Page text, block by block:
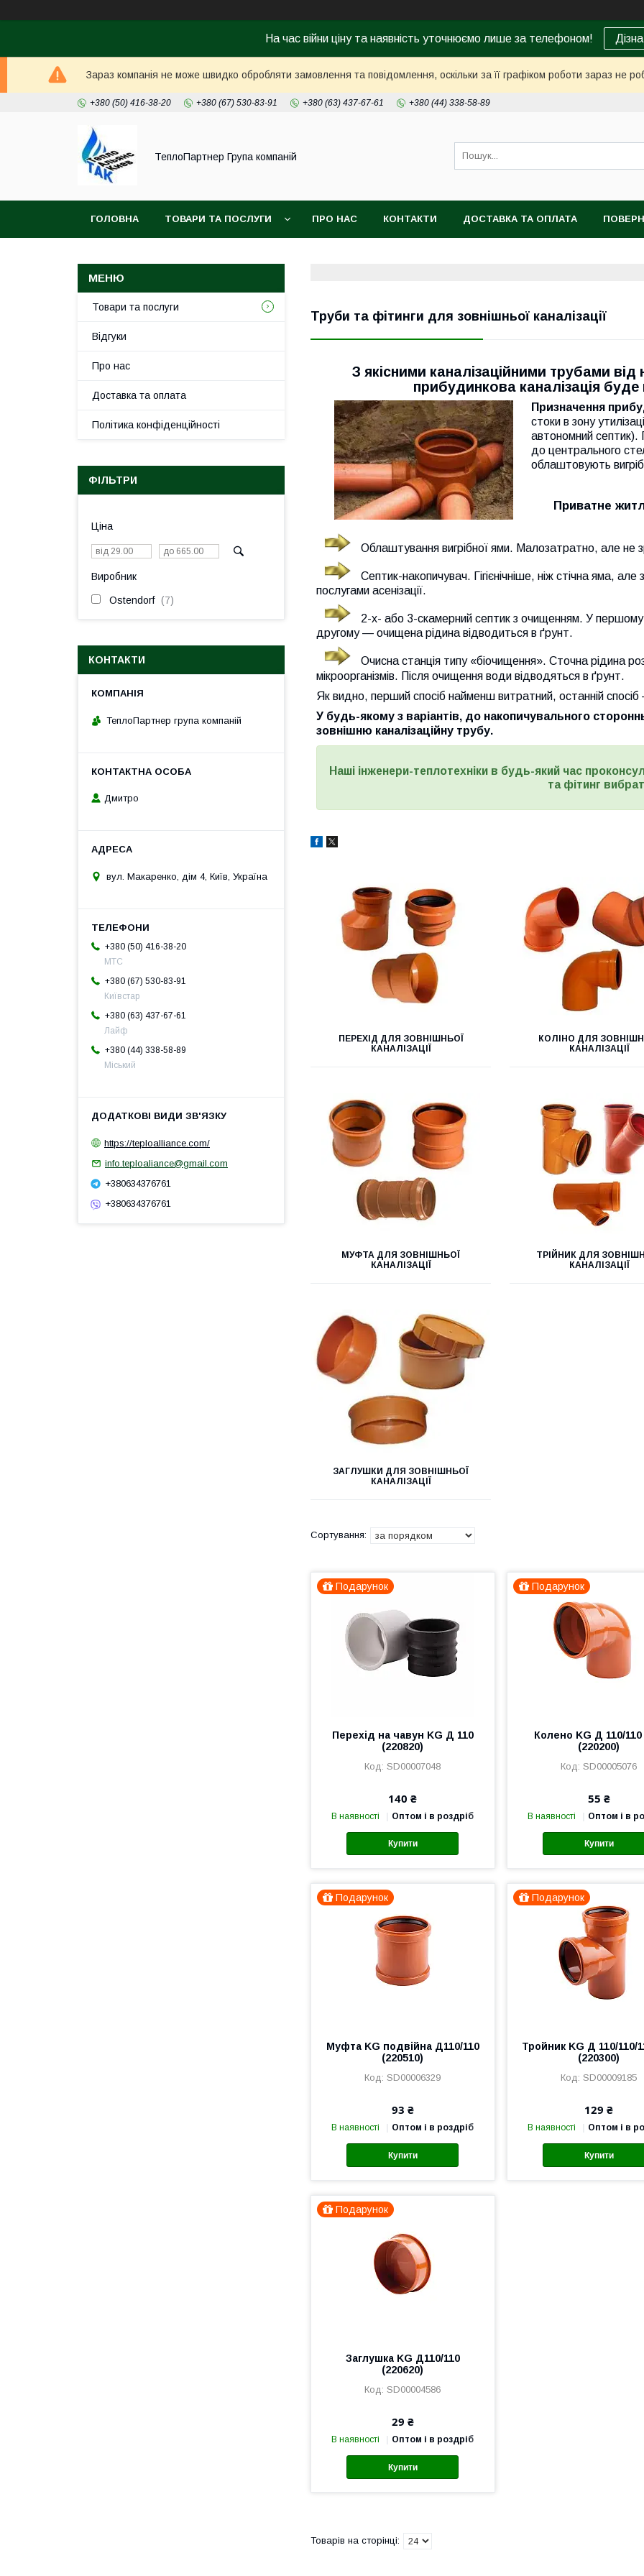
На час війни ціну та наявність уточнюємо лише за телефоном!
Зараз компанія не може швидко обробляти замовлення та повідомлення, оскільки за її графіком роботи зараз не
+380 (50) 416-38-20 +380 (67) 530-83-91 +380 (63) 437-67-61 +380 (44) 338-58-89
ТеплоПартнер Група компаній
ГОЛОВНА ТОВАРИ ТА ПОСЛУГИ ПРО НАС КОНТАКТИ ДОСТАВКА ТА ОПЛАТА
Труби та фітинги для зовнішньої каналізації
З якісними каналізаційними трубами
прибудинкова каналізація буде
Призначення
стоки в зону
автономний
до центрального
облаштовують
Приватне
Облаштування вигрібної ями. Малозатратно, але не
Септик-накопичувач. Гігієнічніше, ніж стічна яма,
послугами асенізації.
2-х- або 3-скамерний септик з очищенням. У першому
другому — очищена рідина відводиться в ґрунт.
Очисна станція типу «біочищення». Сточна рідина
мікроорганізмів. Після очищення води відводяться в ґрунт.
Як видно, перший спосіб найменш витратний, останній
У будь-якому з варіантів, до накопичувального
зовнішню каналізаційну трубу.
Наші інженери-теплотехніки в будь-який час
та фітинг
ПЕРЕХІД ДЛЯ ЗОВНІШНЬОЇ
КАНАЛІЗАЦІЇ
КОЛІНО ДЛЯ
КАНАЛІЗАЦІЇ
МУФТА ДЛЯ ЗОВНІШНЬОЇ
КАНАЛІЗАЦІЇ
ТРІЙНИК ДЛЯ
КАНАЛІЗАЦІЇ
ЗАГЛУШКИ ДЛЯ ЗОВНІШНЬОЇ
КАНАЛІЗАЦІЇ
Подарунок
Перехід на чавун KG Д 110
(220820)
SD00007048
140 ₴
В наявності Оптом і в роздріб
Купити
Подарунок
Колено KG Д 110/110
(220200)
SD00005076
55 ₴
В наявності Оптом і в
Купити
Подарунок
Муфта KG подвійна Д110/110
(220510)
SD00006329
93 ₴
В наявності Оптом і в роздріб
Купити
Подарунок
Тройник KG Д 110/110/
(220300)
SD00009185
129 ₴
В наявності Оптом і в
Купити
Подарунок
Заглушка KG Д110/110
(220620)
SD00004586
29 ₴
В наявності Оптом і в роздріб
Купити
Товари та послуги
Відгуки
Про нас
Доставка та оплата
Політика конфіденційності
ФІЛЬТРИ
Ціна
Виробник
Ostendorf 7
КОНТАКТИ
ТеплоПартнер група компаній
Дмитро
вул. Макаренко, дім 4, Київ, Україна
+380 (50) 416-38-20
МТС
+380 (67) 530-83-91
Київстар
+380 (63) 437-67-61
Лайф
+380 (44) 338-58-89
Міський
https://teploalliance.com/
info.teploaliance@gmail.com
+380634376761
+380634376761